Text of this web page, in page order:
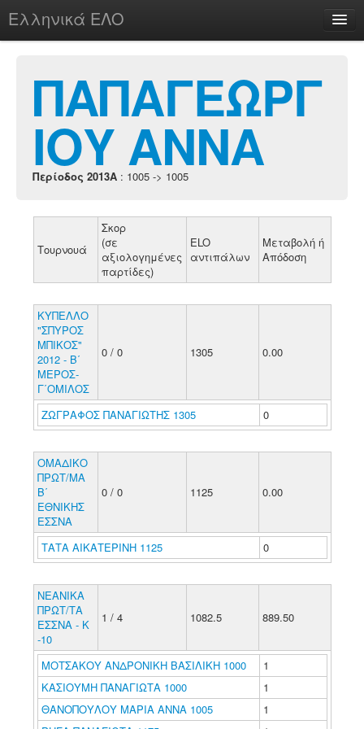
Ελληνικά ΕΛΟ
chesstu.be @ discord
Login
ΠΑΠΑΓΕΩΡΓ
ΙΟΥ ΑΝΝΑ
Περίοδος 2013A : 1005 -> 1005
Τουρνουά
Σκορ
(σε
αξιολογημένες
παρτίδες)
ELO
αντιπάλων
Μεταβολή ή
Απόδοση
ΚΥΠΕΛΛΟ
"ΣΠΥΡΟΣ
ΜΠΙΚΟΣ"
2012 - Β΄
ΜΕΡΟΣ-
Γ΄ΟΜΙΛΟΣ
0 / 0 1305 0.00
ΖΩΓΡΑΦΟΣ ΠΑΝΑΓΙΩΤΗΣ 1305 0
ΟΜΑΔΙΚΟ
ΠΡΩΤ/ΜΑ
Β΄
ΕΘΝΙΚΗΣ
ΕΣΣΝΑ
0 / 0 1125 0.00
ΤΑΤΑ ΑΙΚΑΤΕΡΙΝΗ 1125 0
ΝΕΑΝΙΚΑ
ΠΡΩΤ/ΤΑ
ΕΣΣΝΑ - Κ
-10
1 / 4 1082.5 889.50
ΜΟΤΣΑΚΟΥ ΑΝΔΡΟΝΙΚΗ ΒΑΣΙΛΙΚΗ 1000
1
ΚΑΣΙΟΥΜΗ ΠΑΝΑΓΙΩΤΑ 1000
1
ΘΑΝΟΠΟΥΛΟΥ ΜΑΡΙΑ ΑΝΝΑ 1005
1